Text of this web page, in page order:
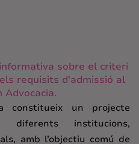
sobre el criteri
requisits d'admissió al
Advocacia.
constitueix un projecte
institucions,
amb l’objectiu comú de